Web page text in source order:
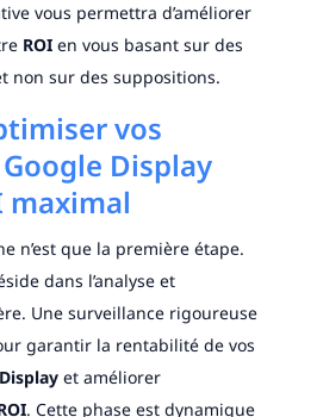
vous permettra d’améliorer
ROIen vous basant sur des
non sur des suppositions.
vos
Display
maximal
n’est que la première étape.
dans l’analyse et
Une surveillance rigoureuse
garantir la rentabilité de vos
et améliorer
. Cette phase est dynamique